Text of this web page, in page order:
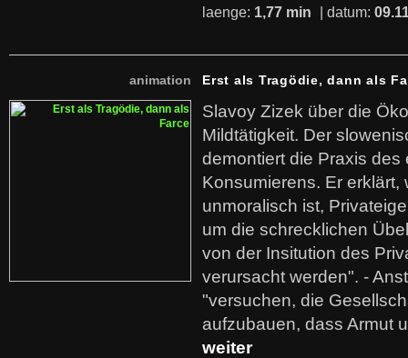
laenge: 1,77 min | datum:
animation Erst als Tragödie, dann als
Slavoy Zizek über die
Mildtätigkeit. Der
demontiert die Praxis des
Konsumierens. Er erklärt,
unmoralisch ist,
um die schrecklichen
von der Insitution des
verursacht werden". -
"versuchen, die
aufzubauen, dass Armut
weiter